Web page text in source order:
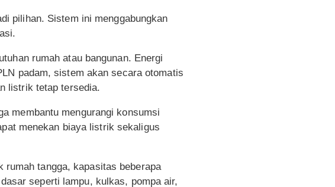
pilihan. Sistem ini menggabungkan
rumah atau bangunan. Energi
padam, sistem akan secara otomatis
listrik tetap tersedia.
membantu mengurangi konsumsi
menekan biaya listrik sekaligus
rumah tangga, kapasitas beberapa
seperti lampu, kulkas, pompa air,